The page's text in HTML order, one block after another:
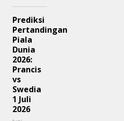
Prediksi
Pertandingan
Piala
Dunia
2026:
Prancis
vs
Swedia
1 Juli
2026